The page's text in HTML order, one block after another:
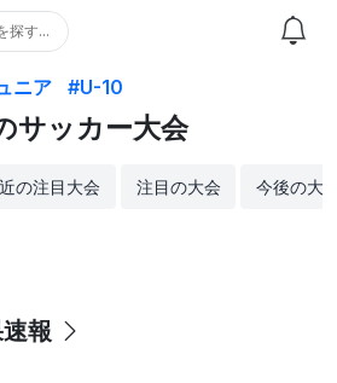
探す...
ニア #U-10
サッカー大会
の注目大会 注目の大会 今後の大
報